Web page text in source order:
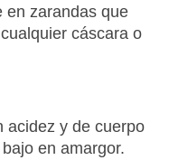
en zarandas que
cáscara o
acidez y de cuerpo
en amargor.